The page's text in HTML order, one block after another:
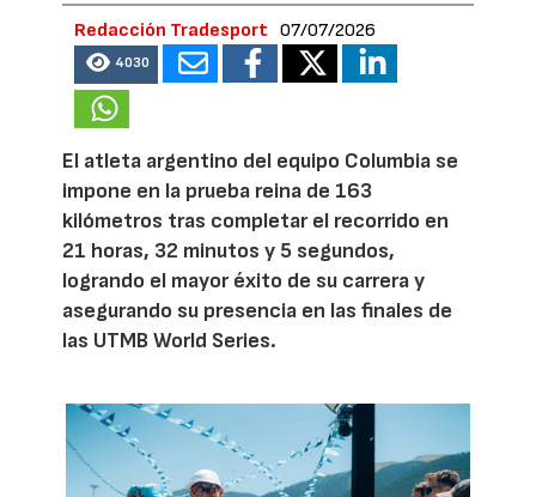
Redacción Tradesport 07/07/2026
4030
El atleta argentino del equipo Columbia se
impone en la prueba reina de 163
kilómetros tras completar el recorrido en
21 horas, 32 minutos y 5 segundos,
logrando el mayor éxito de su carrera y
asegurando su presencia en las finales de
las UTMB World Series.